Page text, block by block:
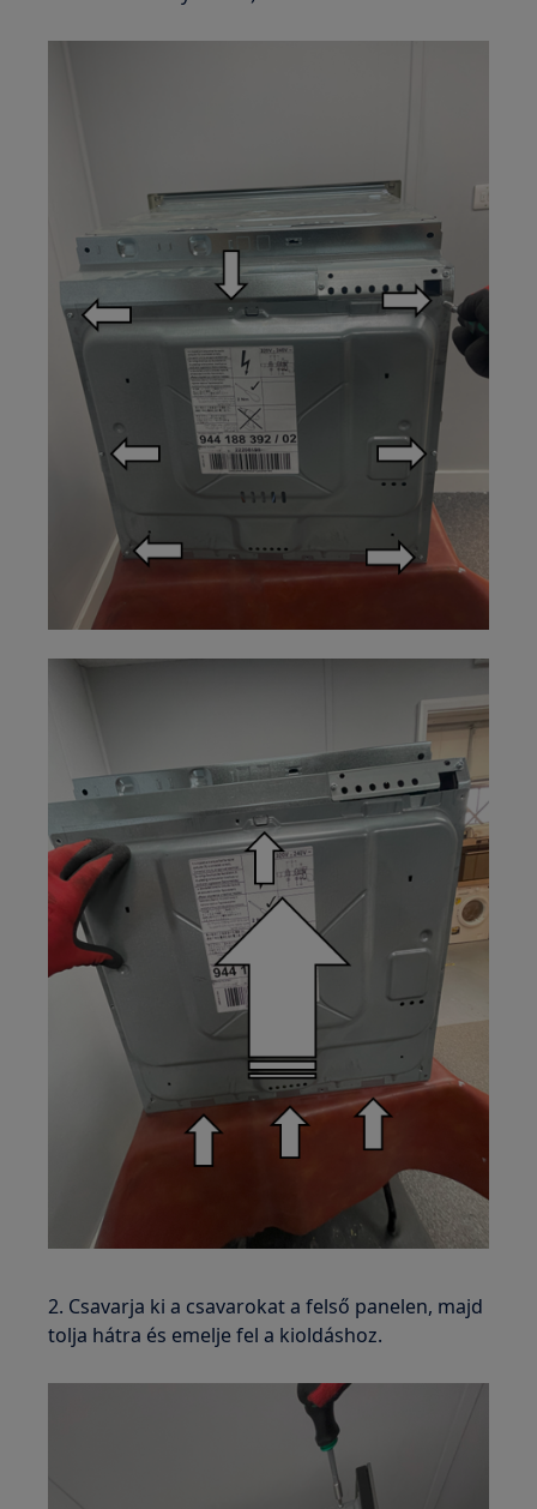
2. Csavarja ki a csavarokat a felső panelen, majd
tolja hátra és emelje fel a kioldáshoz.